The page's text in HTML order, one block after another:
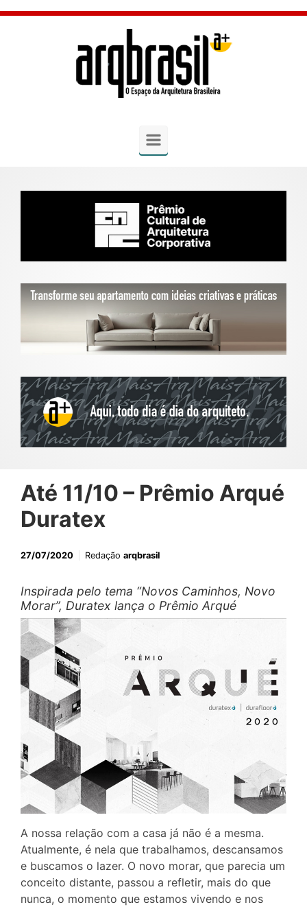
Skip to main content
Até 11/10 – Prêmio Arqué
Duratex
27/07/2020 Redação arqbrasil
Inspirada pelo tema “Novos Caminhos, Novo
Morar”, Duratex lança o Prêmio Arqué
A nossa relação com a casa já não é a mesma.
Atualmente, é nela que trabalhamos, descansamos
e buscamos o lazer. O novo morar, que parecia um
conceito distante, passou a refletir, mais do que
nunca, o momento que estamos vivendo e nos